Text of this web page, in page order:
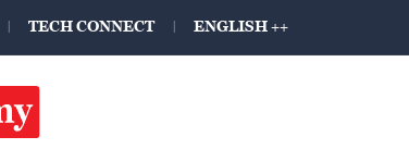
TECH CONNECT ENGLISH ++